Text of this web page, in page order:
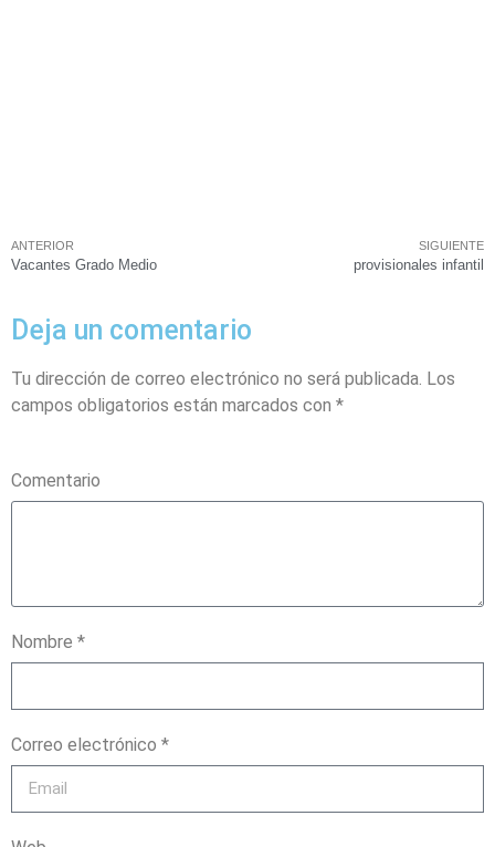
ANTERIOR
Vacantes Grado Medio
SIGUIENTE
provisionales infantil
Deja un comentario
Tu dirección de correo electrónico no será publicada. Los
campos obligatorios están marcados con *
Comentario
Nombre *
Correo electrónico *